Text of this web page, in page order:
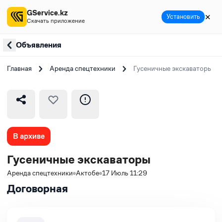
Объявления
Главная Аренда спецтехники Гусеничные экскаваторы
В архиве
Гусеничные экскаваторы
Аренда спецтехники Актобе 17 Июль 11:29
Договорная
GService.kz
Скачать приложение Установить ✕